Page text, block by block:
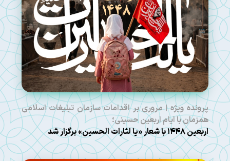
پرونده ویژه | مروری بر اقدامات سازمان تبلیغات اسلامی
همزمان با ایام اربعین حسینی؛
اربعین ۱۴۴۸ با شعار «یا لثارات الحسین» برگزار شد